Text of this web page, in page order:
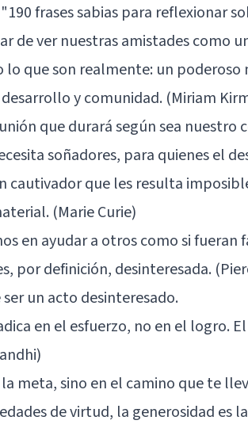
"190 frases sabias para reflexionar
de ver nuestras amistades como
lo que son realmente: un poderoso
y comunidad. (Miriam
que durará según sea
soñadores, para quienes el
cautivador que les resulta
(Marie Curie)
en ayudar a otros como si fueran
por definición, desinteresada.
un acto desinteresado.
en el esfuerzo, no en el logro.
meta, sino en el camino que te
de virtud, la generosidad es